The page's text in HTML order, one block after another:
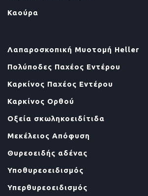
Καούρα
Λαπαροσκοπική Μυοτομή Heller
Πολύποδες Παχέος Εντέρου
Καρκίνος Παχέος Εντέρου
Καρκίνος Ορθού
Οξεία σκωληκοειδίτιδα
Μεκέλειος Απόφυση
Θυρεοειδής αδένας
Υποθυρεοειδισμός
Υπερθυρεοειδισμός